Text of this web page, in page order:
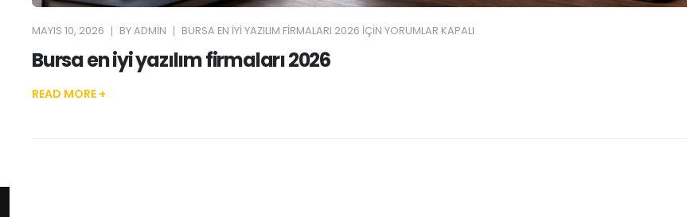
MAYIS 10, 2026 BYADMIN BURSA EN IYI YAZILIM FIRMALARI 2026 IÇIN YORUMLAR KAPALI
Bursa en iyi yazılım firmaları 2026
READ MORE +